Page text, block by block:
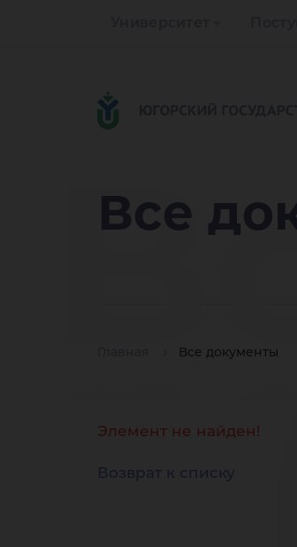
Все
Все документы
Элемент не найден!
Возврат к списку